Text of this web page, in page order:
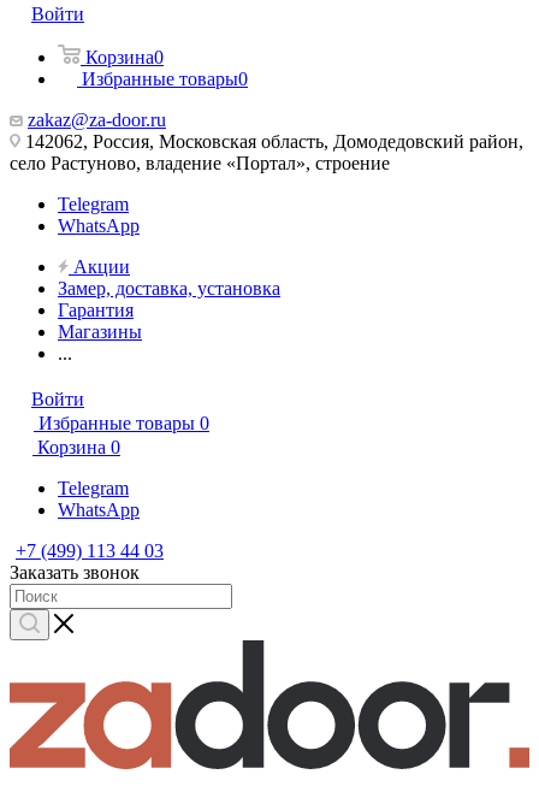
Войти
Корзина0
Избранные товары0
zakaz@za-door.ru
142062, Россия, Московская область, Домодедовский район,
село Растуново, владение «Портал», строение
Telegram
WhatsApp
Акции
Замер, доставка, установка
Гарантия
Магазины
...
Войти
Избранные товары 0
Корзина 0
Telegram
WhatsApp
+7 (499) 113 44 03
Заказать звонок